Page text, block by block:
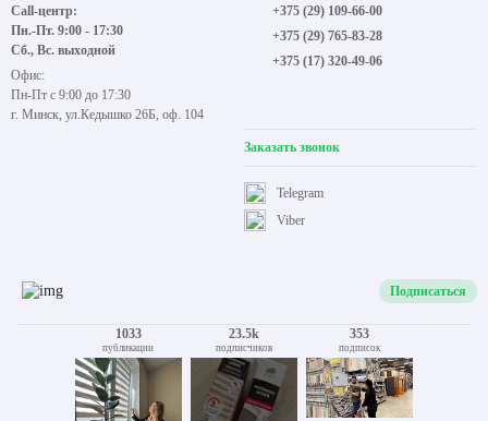
Call-центр:
Пн.-Пт. 9:00 - 17:30
Сб., Вс. выходной
Офис:
Пн-Пт с 9:00 до 17:30
г. Минск, ул.Кедышко 26Б, оф. 104
+375 (29) 109-66-00
+375 (29) 765-83-28
+375 (17) 320-49-06
Заказать звонок
Viber
Telegram
Подписаться
1033
публикации
23.5k
подписчиков
353
подписок